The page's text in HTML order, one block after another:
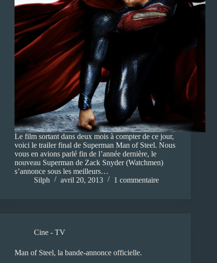
Le film sortant dans deux mois à compter de ce jour,
voici le trailer final de Superman Man of Steel. Nous
vous en avions parlé fin de l’année dernière, le
nouveau Superman de Zack Snyder (Watchmen)
s’annonce sous les meilleurs…
Silph
avril 20, 2013 1 commentaire
Cine - TV
Man of Steel, la bande-annonce officielle.